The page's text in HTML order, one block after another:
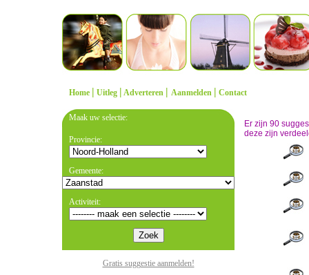
Home | Uitleg | Adverteren | Aanmelden | Contact
Maak uw selectie:
Provincie:
Gemeente:
Activiteit:
Gratis suggestie aanmelden!
Er zijn 90
deze zijn